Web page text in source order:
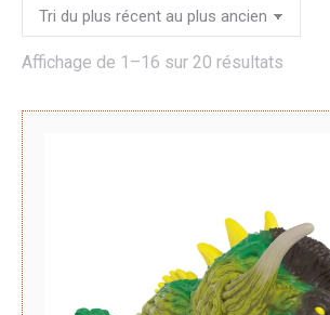
Affichage de 1–16 sur 20 résultats
ancien